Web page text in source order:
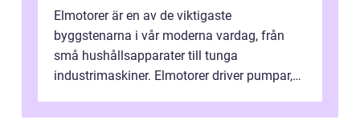
Elmotorer är en av de viktigaste
byggstenarna i vår moderna vardag, från
små hushållsapparater till tunga
industrimaskiner. Elmotorer driver pumpar,